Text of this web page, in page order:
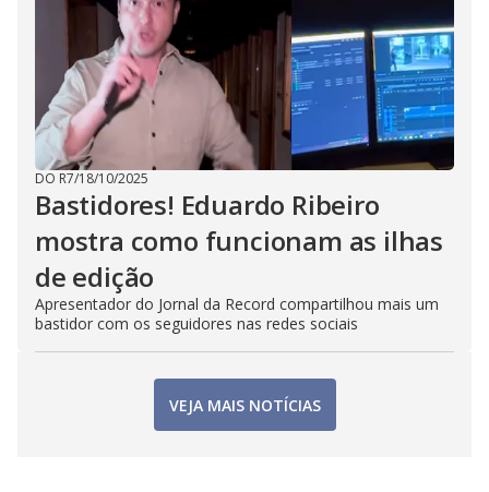
DO R7/18/10/2025
Bastidores! Eduardo Ribeiro
mostra como funcionam as ilhas
de edição
Apresentador do Jornal da Record compartilhou mais um
bastidor com os seguidores nas redes sociais
VEJA MAIS NOTÍCIAS